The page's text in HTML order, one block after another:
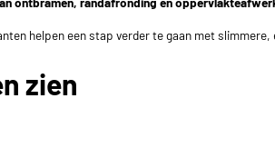
helpen een stap verder te gaan met
zien